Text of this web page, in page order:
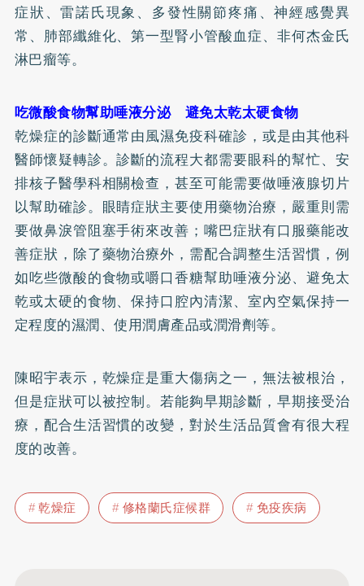
症狀、雷諾氏現象、多發性關節疼痛、神經感覺異
常、肺部纖維化、第一型腎小管酸血症、非何杰金氏
淋巴瘤等。
吃微酸食物幫助唾液分泌 避免太乾太硬食物
乾燥症的診斷通常由風濕免疫科確診，或是由其他科
醫師懷疑轉診。診斷的流程大都需要眼科的幫忙、安
排核子醫學科相關檢查，甚至可能需要做唾液腺切片
以幫助確診。眼睛症狀主要使用藥物治療，嚴重則需
要做鼻淚管阻塞手術來改善；嘴巴症狀有口服藥能改
善症狀，除了藥物治療外，需配合調整生活習慣，例
如吃些微酸的食物或嚼口香糖幫助唾液分泌、避免太
乾或太硬的食物、保持口腔內清潔、室內空氣保持一
定程度的濕潤、使用潤膚產品或潤滑劑等。
陳昭宇表示，乾燥症是重大傷病之一，無法被根治，
但是症狀可以被控制。若能夠早期診斷，早期接受治
療，配合生活習慣的改變，對於生活品質會有很大程
度的改善。
乾燥症 修格蘭氏症候群 免疫疾病